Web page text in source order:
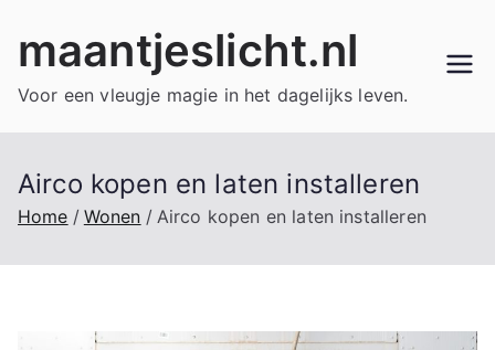
naar
inhoud
maantjeslicht.nl
Voor een vleugje magie in het dagelijks leven.
Airco kopen en laten installeren
Home Wonen Airco kopen en laten installeren